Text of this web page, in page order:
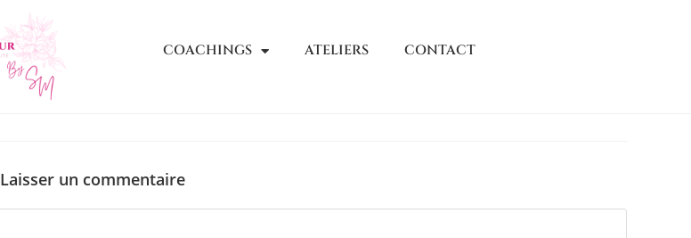
COACHINGS ATELIERS CONTACT
Laisser un commentaire